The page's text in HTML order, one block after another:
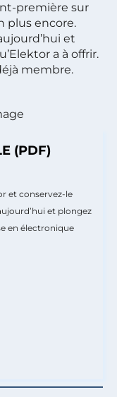
première sur
plus encore.
et
a à offrir.
membre.
(PDF)
et conservez-le
et plongez
en électronique